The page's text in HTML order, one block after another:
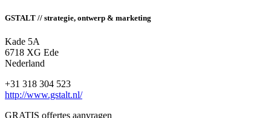
GSTALT // strategie, ontwerp & marketing
Kade 5A
6718 XG Ede
Nederland
+31 318 304 523
http://www.gstalt.nl/
GRATIS offertes aanvragen